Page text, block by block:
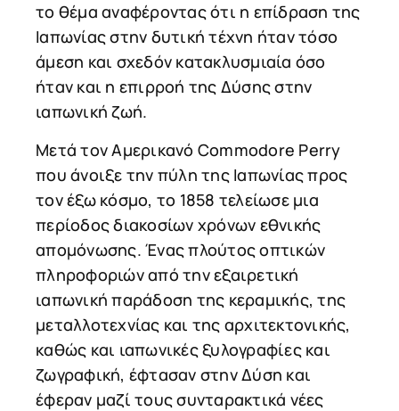
το θέμα αναφέροντας ότι η επίδραση της
Ιαπωνίας στην δυτική τέχνη ήταν τόσο
άμεση και σχεδόν κατακλυσμιαία όσο
ήταν και η επιρροή της Δύσης στην
ιαπωνική ζωή.
Μετά τον Αμερικανό Commodore Perry
που άνοιξε την πύλη της Ιαπωνίας προς
τον έξω κόσμο, το 1858 τελείωσε μια
περίοδος διακοσίων χρόνων εθνικής
απομόνωσης. Ένας πλούτος οπτικών
πληροφοριών από την εξαιρετική
ιαπωνική παράδοση της κεραμικής, της
μεταλλοτεχνίας και της αρχιτεκτονικής,
καθώς και ιαπωνικές ξυλογραφίες και
ζωγραφική, έφτασαν στην Δύση και
έφεραν μαζί τους συνταρακτικά νέες